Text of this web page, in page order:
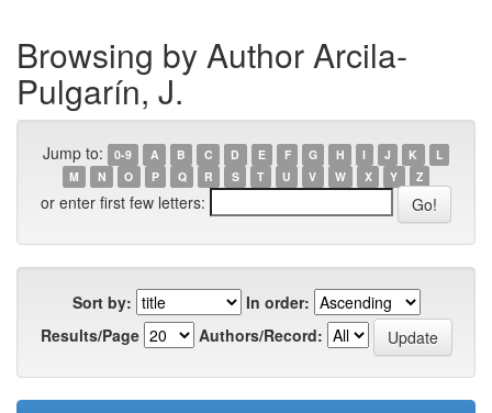
Browsing by Author Arcila-
Pulgarín, J.
Jump to: 0-9 A B C D E F G H I J K
L
M
N O P Q R S T U V W X Y Z
or enter first few letters:
Sort by:
In order:
Results/Page
Authors/Record: